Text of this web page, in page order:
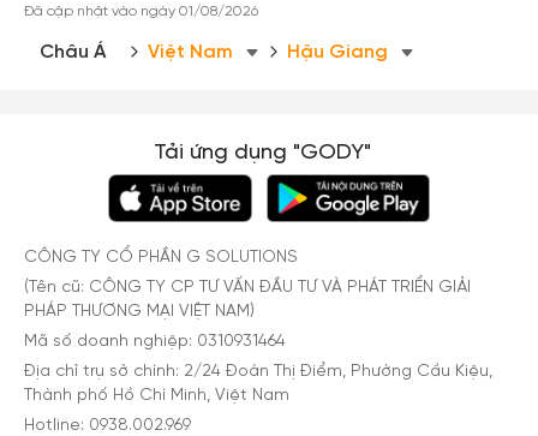
Đã cập nhật vào ngày 01/08/2026
Châu Á Việt Nam Hậu Giang
Tải ứng dụng "GODY"
CÔNG TY CỔ PHẦN G SOLUTIONS
(Tên cũ: CÔNG TY CP TƯ VẤN ĐẦU TƯ VÀ PHÁT TRIỂN GIẢI
PHÁP THƯƠNG MẠI VIỆT NAM)
Mã số doanh nghiệp: 0310931464
Địa chỉ trụ sở chính: 2/24 Đoàn Thị Điểm, Phường Cầu Kiệu,
Thành phố Hồ Chí Minh, Việt Nam
Hotline: 0938.002.969